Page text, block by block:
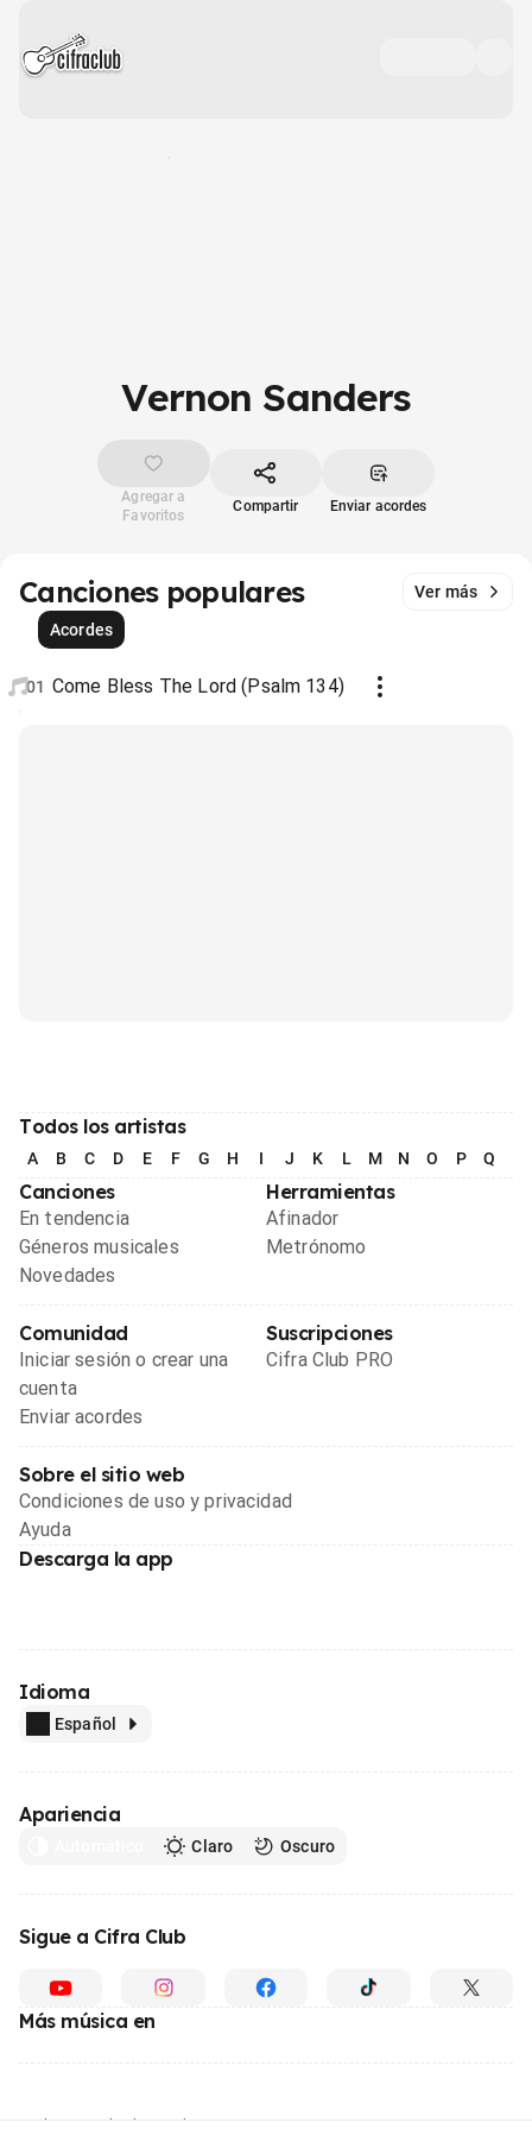
Vernon Sanders
Agregar a
Favoritos
Compartir Enviar acordes
Canciones populares
Ver más
Acordes
01 Come Bless The Lord (Psalm 134)
Todos los artistas
A B C D E F G H I J K L M N O P Q
Canciones
En tendencia
Géneros musicales
Novedades
Herramientas
Afinador
Metrónomo
Comunidad
Iniciar sesión o crear una
cuenta
Enviar acordes
Suscripciones
Cifra Club PRO
Sobre el sitio web
Condiciones de uso y privacidad
Ayuda
Descarga la app
Idioma
Español
Apariencia
Claro Oscuro
Sigue a Cifra Club
Más música en